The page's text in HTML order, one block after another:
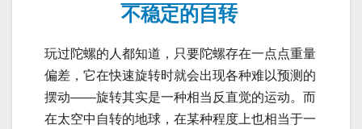
不稳定的自转
玩过陀螺的人都知道，只要陀螺存在一点点重量
偏差，它在快速旋转时就会出现各种难以预测的
摆动——旋转其实是一种相当反直觉的运动。而
在太空中自转的地球，在某种程度上也相当于一